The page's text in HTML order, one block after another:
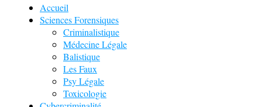
Accueil
Sciences Forensiques
Criminalistique
Médecine Légale
Balistique
Les Faux
Psy Légale
Toxicologie